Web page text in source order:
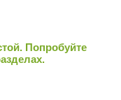
Попробуйте